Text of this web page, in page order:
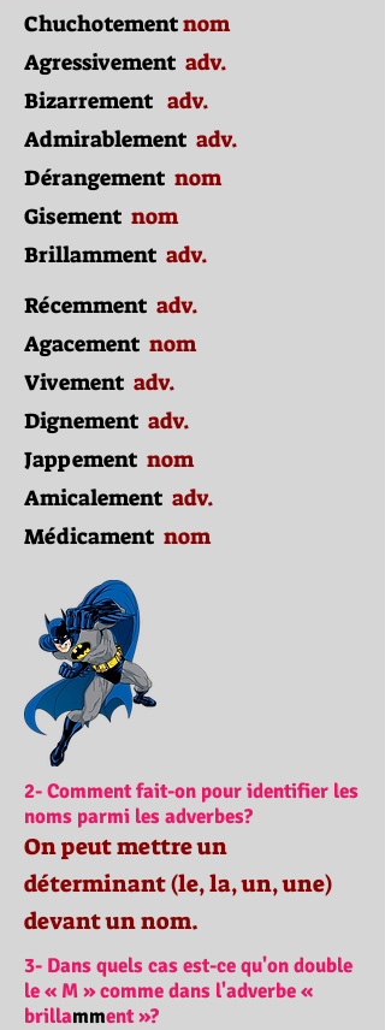
Chuchotementnom
Agressivement adv.
Bizarrement adv.
Admirablement adv.
Dérangement nom
Gisement nom
Brillamment adv.
Récemment adv.
Agacement nom
Vivement adv.
Dignement adv.
Jappement nom
Amicalement adv.
Médicament nom
2- Comment fait-on pour identifier les
noms parmi les adverbes?
On peut mettre un
déterminant (le, la, un, une)
devant un nom.
3- Dans quels cas est-ce qu'on double
le « M » comme dans l'adverbe «
brillamment »?